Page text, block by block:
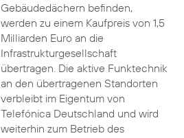
Gebäudedächern befinden,
werden zu einem Kaufpreis von 1,5
Milliarden Euro an die
Infrastrukturgesellschaft
übertragen. Die aktive Funktechnik
an den übertragenen Standorten
verbleibt im Eigentum von
Telefónica Deutschland und wird
weiterhin zum Betrieb des